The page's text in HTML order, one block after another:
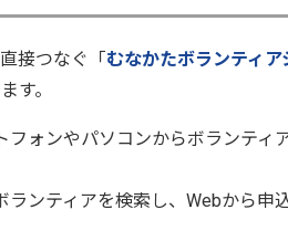
接つなぐ「むなかたボランティア
す。
ォンやパソコンからボランティ
ンティアを検索し、Webから申